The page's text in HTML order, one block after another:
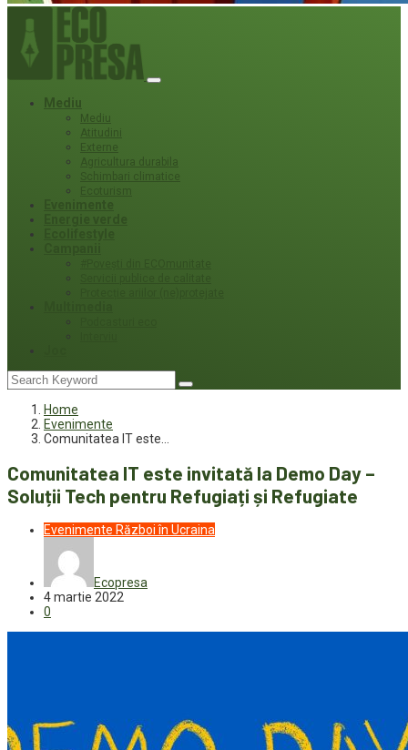
Mediu
Mediu
Atitudini
Externe
Agricultura durabila
Schimbari climatice
Ecoturism
Home
Evenimente
Comunitatea IT este…
Comunitatea IT este invitată la Demo Day –
Soluții Tech pentru Refugiați și Refugiate
Evenimente Război în Ucraina
Ecopresa
4 martie 2022
0